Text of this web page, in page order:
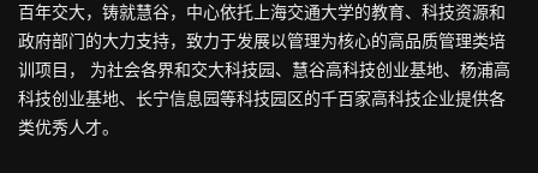
百年交大，铸就慧谷，中心依托上海交通大学的教育、科技资源和
政府部门的大力支持，致力于发展以管理为核心的高品质管理类培
训项目， 为社会各界和交大科技园、慧谷高科技创业基地、杨浦高
科技创业基地、长宁信息园等科技园区的千百家高科技企业提供各
类优秀人才。